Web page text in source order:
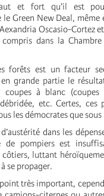
et fort qu’il est
Green New Deal, même
Oscasio-Cortez
dans la
forêts est un facteur
grande partie le
à blanc (coupes
etc. Certes, ces
les démocrates que
dans les
de pompiers est
côtiers, luttant
se propager.
très important,